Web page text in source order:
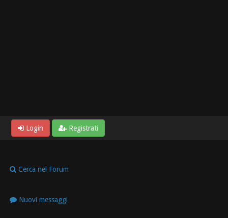
Login Registrati
Cerca nel Forum
Nuovi messaggi